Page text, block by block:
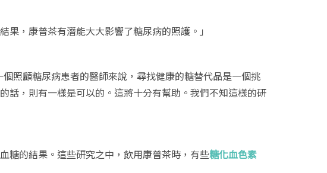
，康普茶有潛能大大影響了糖尿病的照護。」
照顧糖尿病患者的醫師來說，尋找健康的糖替代品是一個挑
話，則有一樣是可以的。這將十分有幫助。我們不知這樣的研
糖的結果。這些研究之中，飲用康普茶時，有些糖化血色素